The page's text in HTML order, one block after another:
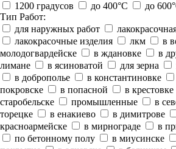
1200 градусов
до 400°C до
Тип Работ:
для наружных работ
лакокрасочные изделия
лкм в
молодогвардейске
в ждановке в
лимане
в ясиноватой для зерна
в доброполье
в константиновке
покровске
в попасной в крестовке
старобельске
промышленные в
торецке
в енакиево в димитрове
красноармейске
в мирнограде в
по бетонному полу
в миусинске